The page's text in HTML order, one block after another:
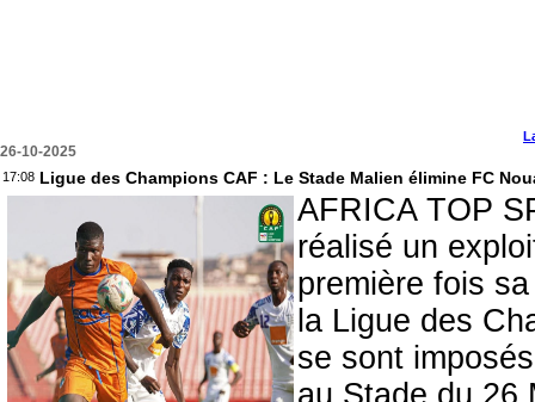
26-10-2025
17:08 Ligue des Champions CAF : Le Stade Malien élimine FC
AFRICA TOP
réalisé un
première fois
la Ligue des
se sont